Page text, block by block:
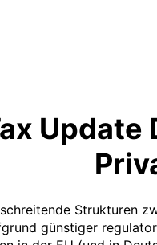
Update
Strukturen
günstiger